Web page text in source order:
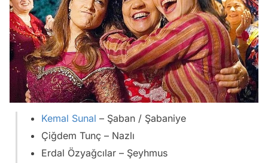
Kemal Sunal – Şaban / Şabaniye
Çiğdem Tunç – Nazlı
Erdal Özyağcılar – Şeyhmus